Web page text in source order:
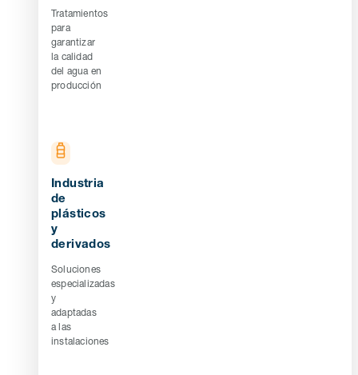
Tratamientos
para
garantizar
la calidad
del agua en
producción
Industria
de
plásticos
y
derivados
Soluciones
especializadas
y
adaptadas
a las
instalaciones